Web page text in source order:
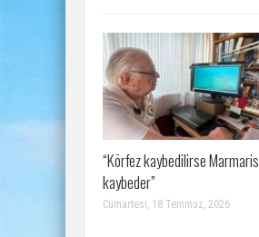
“Körfez kaybedilirse Marmaris
kaybeder”
Cumartesi, 18 Temmuz, 2026